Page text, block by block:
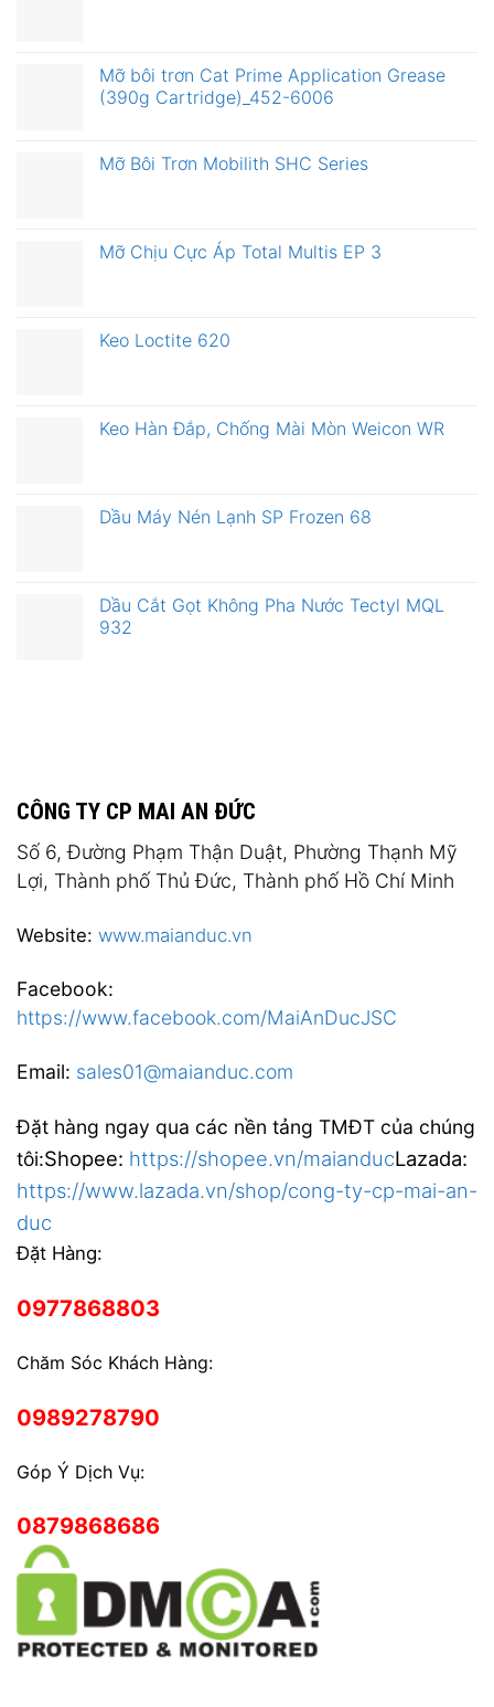
Mỡ bôi trơn Cat Prime Application Grease
(390g Cartridge)_452-6006
Mỡ Bôi Trơn Mobilith SHC Series
Mỡ Chịu Cực Áp Total Multis EP 3
Keo Loctite 620
Keo Hàn Đắp, Chống Mài Mòn Weicon WR
Dầu Máy Nén Lạnh SP Frozen 68
Dầu Cắt Gọt Không Pha Nước Tectyl MQL
932
CÔNG TY CP MAI AN ĐỨC
Số 6, Đường Phạm Thận Duật, Phường Thạnh Mỹ
Lợi, Thành phố Thủ Đức, Thành phố Hồ Chí Minh
Website: www.maianduc.vn
Facebook:
https://www.facebook.com/MaiAnDucJSC
Email: sales01@maianduc.com
Đặt hàng ngay qua các nền tảng TMĐT của chúng
tôi:Shopee: https://shopee.vn/maianducLazada:
https://www.lazada.vn/shop/cong-ty-cp-mai-an-
duc
Đặt Hàng:
0977868803
Chăm Sóc Khách Hàng:
0989278790
Góp Ý Dịch Vụ:
0879868686